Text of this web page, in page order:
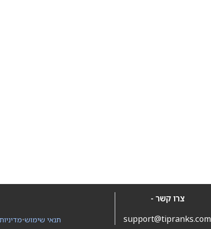
צרו קשר -
support@tipranks.com
•תנאי שימוש